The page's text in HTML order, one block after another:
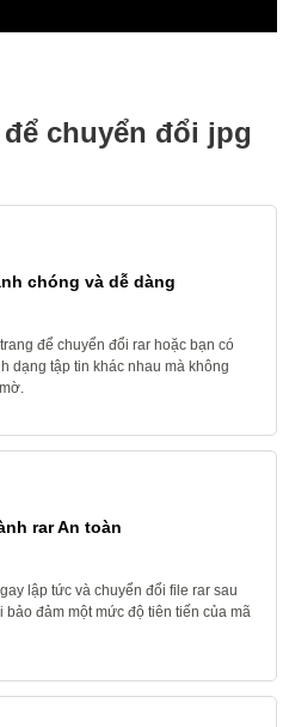
chuyển đổi jpg
chóng và dễ dàng
để chuyển đổi rar hoặc bạn có
dạng tập tin khác nhau mà không
rar An toàn
lập tức và chuyển đổi file rar sau
đảm một mức độ tiên tiến của mã